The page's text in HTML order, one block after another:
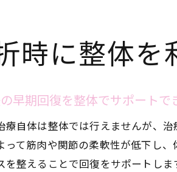
時に整体を
早期回復を整体でサポートで
療自体は整体では行えませんが、
って筋肉や関節の柔軟性が低下し
を整えることで回復をサポートしま